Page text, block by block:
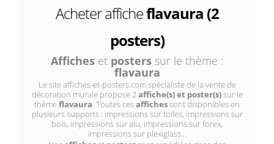
Acheter afficheflavaura (2
posters)
Affiches et posters sur le thème :
flavaura
Le site affiches-et-posters.com spécialiste de la vente de
décoration murale propose 2affiche(s) et poster(s)sur le
thèmeflavaura. Toutes cesaffichessont disponibles en
plusieurs supports : impressions sur toiles, impressions sur
bois, impressions sur alu, impressions sur forex,
impressions sur plexiglass...